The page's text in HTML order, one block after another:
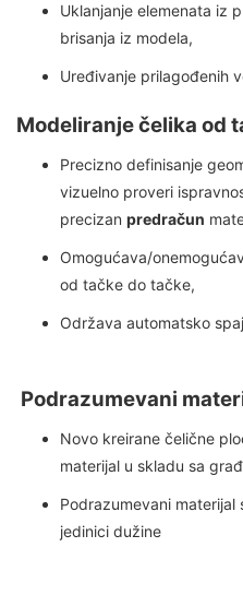
Uklanjanje elemenata iz
brisanja iz modela,
Uređivanje prilagođenih
Modeliranje čelika od
Precizno definisanje
vizuelno proveri
precizan predračun
Omogućava/
od tačke do tačke,
Održava automatsko
Podrazumevani
Novo kreirane čelične
materijal u skladu sa
Podrazumevani
jedinici dužine